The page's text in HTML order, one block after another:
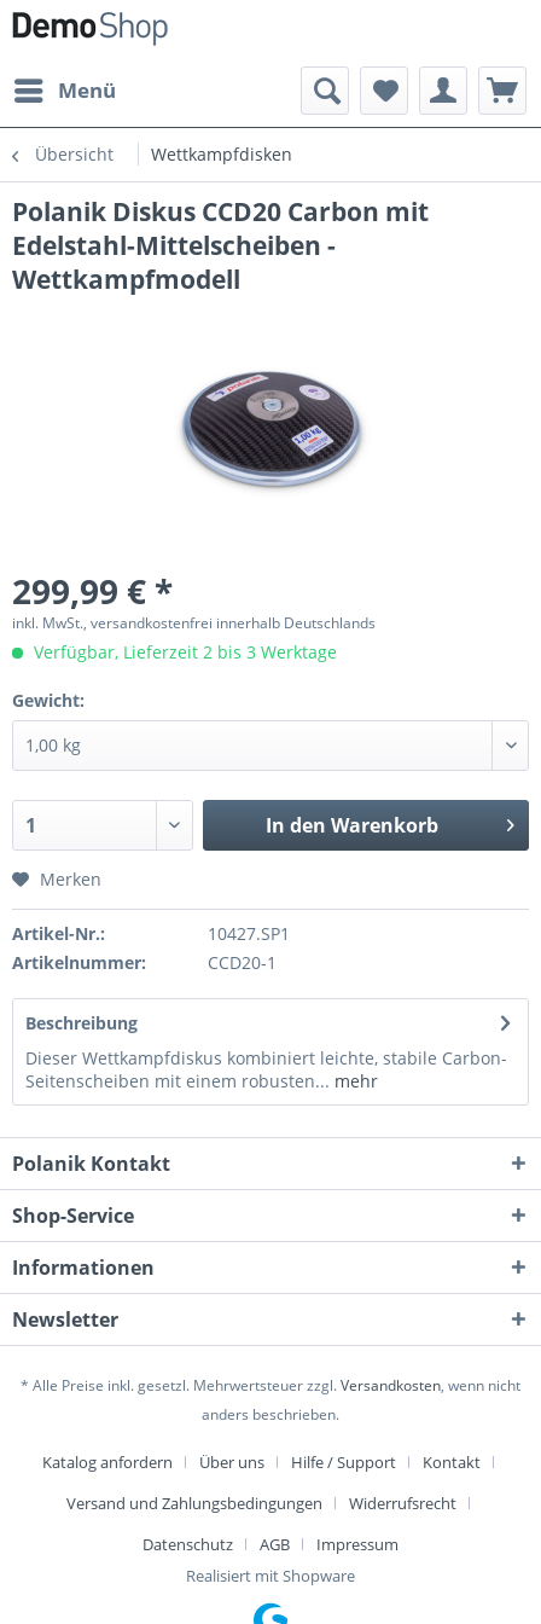
Menü
Übersicht Wettkampfdisken
Polanik Diskus CCD20 Carbon mit
Edelstahl-Mittelscheiben -
Wettkampfmodell
299,99 € *
inkl. MwSt., versandkostenfrei innerhalb Deutschlands
Verfügbar, Lieferzeit 2 bis 3 Werktage
Gewicht:
In den Warenkorb
Merken
Artikel-Nr.:
10427.SP1
Artikelnummer:
CCD20-1
Beschreibung
Dieser Wettkampfdiskus kombiniert leichte, stabile Carbon-
Seitenscheiben mit einem robusten... mehr
Polanik Kontakt
Shop-Service
Informationen
Newsletter
* Alle Preise inkl. gesetzl. Mehrwertsteuer zzgl.Versandkosten, wenn nicht
anders beschrieben.
Katalog anfordern Über uns Hilfe / Support
Kontakt
Versand und Zahlungsbedingungen
Widerrufsrecht
Datenschutz
AGB
Impressum
Realisiert mit Shopware